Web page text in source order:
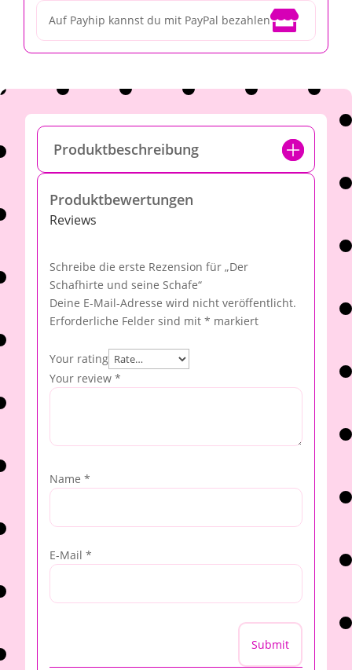
Auf Payhip kannst du mit PayPal bezahlen
Produktbeschreibung
Produktbewertungen
Reviews
Schreibe die erste Rezension für „Der
Schafhirte und seine Schafe“
Deine E-Mail-Adresse wird nicht veröffentlicht.
Erforderliche Felder sind mit * markiert
Your rating
Your review *
Name *
E-Mail *
Submit